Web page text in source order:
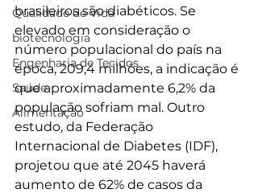
Qualidade de Vida
biotecnologia
Engenharia de Tecidos
Saúde
Alimentação
brasileiros são diabéticos. Se
elevado em consideração o
número populacional do país na
época, 209,4 milhões, a indicação é
que aproximadamente 6,2% da
população sofriam mal. Outro
estudo, da Federação
Internacional de Diabetes (IDF),
projetou que até 2045 haverá
aumento de 62% de casos da